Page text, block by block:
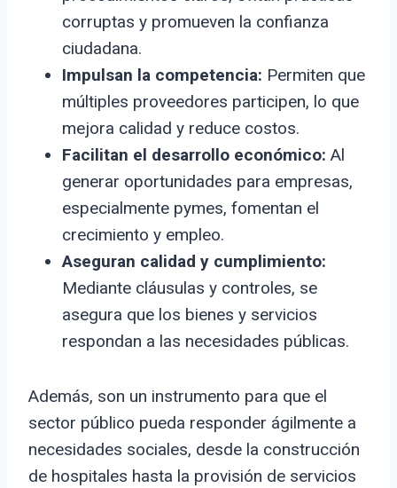
corruptas y promueven la confianza
ciudadana.
Impulsan la competencia: Permiten que
múltiples proveedores participen, lo que
mejora calidad y reduce costos.
Facilitan el desarrollo económico: Al
generar oportunidades para empresas,
especialmente pymes, fomentan el
crecimiento y empleo.
Aseguran calidad y cumplimiento:
Mediante cláusulas y controles, se
asegura que los bienes y servicios
respondan a las necesidades públicas.
Además, son un instrumento para que el
sector público pueda responder ágilmente a
necesidades sociales, desde la construcción
de hospitales hasta la provisión de servicios